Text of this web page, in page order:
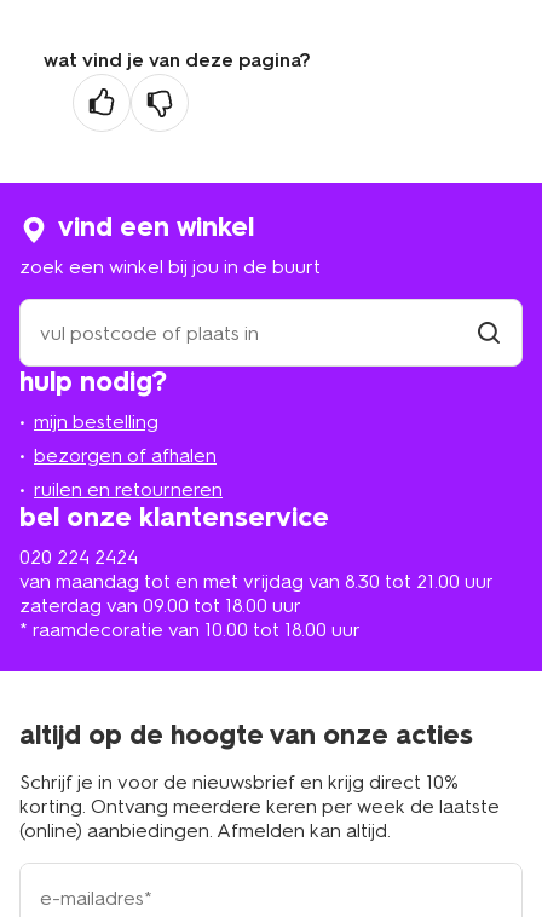
wat vind je van deze pagina?
hulp nodig?
mijn bestelling
bezorgen of afhalen
ruilen en retourneren
bel onze klantenservice
020 224 2424
van maandag tot en met vrijdag van 8.30 tot 21.00 uur
zaterdag van 09.00 tot 18.00 uur
* raamdecoratie van 10.00 tot 18.00 uur
vind een winkel
zoek een winkel bij jou in de buurt
zoek
een
winkel
bij
in
de
buurt
altijd op de hoogte van onze acties
Schrijf je in voor de nieuwsbrief en krijg direct 10%
korting. Ontvang meerdere keren per week de laatste
(online) aanbiedingen. Afmelden kan altijd.
e-
mailadres